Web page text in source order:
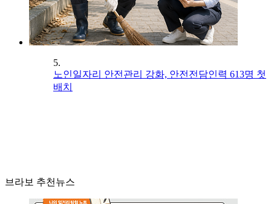
5.
노인일자리 안전관리 강화, 안전전담인력 613명 첫
배치
브라보 추천뉴스